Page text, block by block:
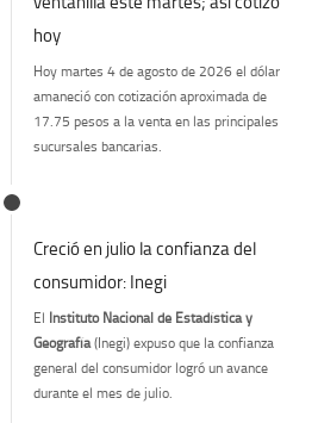
hoy
Hoy martes 4 de agosto de 2026 el dólar
amaneció con cotización aproximada de
17.75 pesos a la venta en las principales
sucursales bancarias.
Creció en julio la confianza del
consumidor: Inegi
El Instituto Nacional de Estadística y
Geografía(Inegi) expuso que la confianza
general del consumidor logró un avance
durante el mes de julio.